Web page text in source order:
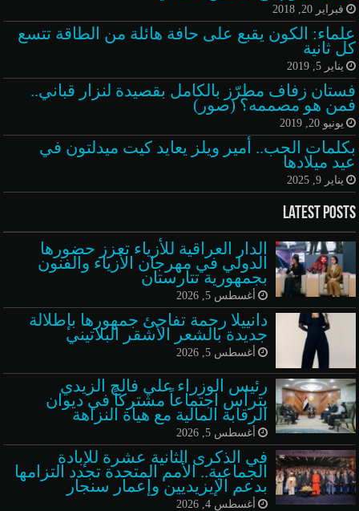
فبراير 20, 2018
علماء: الكون يقبع على حافة هائلة من الطاقة تتسع
كل ثانية
يناير 5, 2019
فستان زفاف مطرّز بالكامل بقصيدة لنزار قباني..
فمن هو مصممه؟ (صور)
يونيو 20, 2019
بكلمات الحب.. أمير ويلز يعايد كيت ميدلتون في
عيد ميلادها
يناير 9, 2025
Latest Posts
الدار العراقية للأزياء تعزز حضورها
الدولي في مهرجان الأزياء والفنون
بجمهورية تتارستان
أغسطس 5, 2026
دانييلا رحمة تفاجئ جمهورها بإطلالة
جديدة بالشعر الأشقر البلاتيني
أغسطس 5, 2026
رئيس الوزراء علي فالح الزيدي
يترأس اجتماعاً مشتركاً في ديوان
الرقابة المالية مع هيأة النزاهة
أغسطس 5, 2026
في الذكرى الثانية عشرة للإبادة
الجماعية.. الأمم المتحدة تجدد التزامها
بدعم الإيزيديين وإعمار سنجار
أغسطس 4, 2026